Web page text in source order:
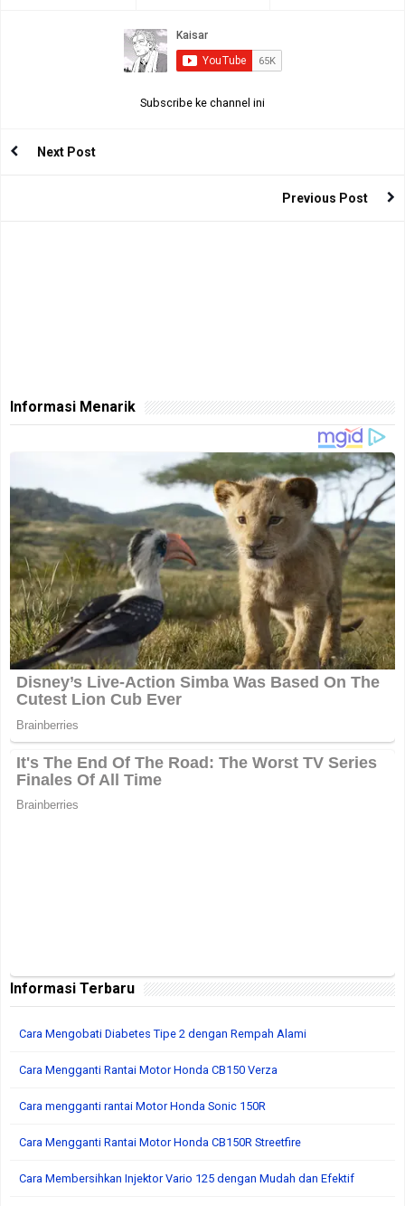
Subscribe ke channel ini
Next Post
Previous Post
Informasi Menarik
Informasi Terbaru
Cara Mengobati Diabetes Tipe 2 dengan Rempah Alami
Cara Mengganti Rantai Motor Honda CB150 Verza
Cara mengganti rantai Motor Honda Sonic 150R
Cara Mengganti Rantai Motor Honda CB150R Streetfire
Cara Membersihkan Injektor Vario 125 dengan Mudah dan Efektif